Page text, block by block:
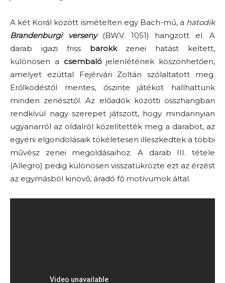
A két Korál között ismételten egy Bach-mű, a hatodik
Brandenburgi verseny(BWV. 1051) hangzott el. A
darab igazi friss barokkzenei hatást keltett,
különösen a csembalójelenlétének köszönhetően,
amelyet ezúttal Fejérvári Zoltán szólaltatott meg.
Erőlködéstől mentes, őszinte játékot hallhattunk
minden zenésztől. Az előadók közötti összhangban
rendkívül nagy szerepet játszott, hogy mindannyian
ugyanarról az oldalról közelítették meg a darabot, az
egyéni elgondolásaik tökéletesen illeszkedtek a többi
művész zenei megoldásaihoz. A darab III. tétele
(Allegro) pedig különösen visszatükrözte ezt az érzést
az egymásból kinövő, áradó fő motívumok által.